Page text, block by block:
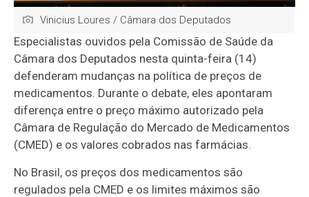
Vinicius Loures / Câmara dos Deputados
Especialistas ouvidos pela Comissão de Saúde da
Câmara dos Deputados nesta quinta-feira (14)
defenderam mudanças na política de preços de
medicamentos. Durante o debate, eles apontaram
diferença entre o preço máximo autorizado pela
Câmara de Regulação do Mercado de Medicamentos
(CMED) e os valores cobrados nas farmácias.
No Brasil, os preços dos medicamentos são
regulados pela CMED e os limites máximos são